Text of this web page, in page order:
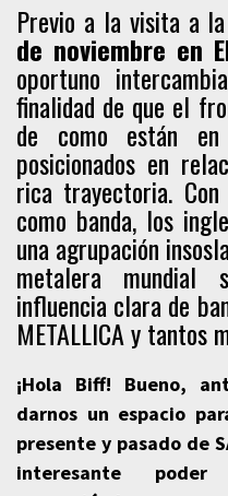
Previo a la visita a
de noviembre en
oportuno
finalidad de que el
de como están
posicionados en
rica trayectoria.
como banda, los
una agrupación
metalera
influencia clara de
METALLICA y tantos
¡Hola Biff! Bueno,
darnos un espacio
presente y pasado de
interesante